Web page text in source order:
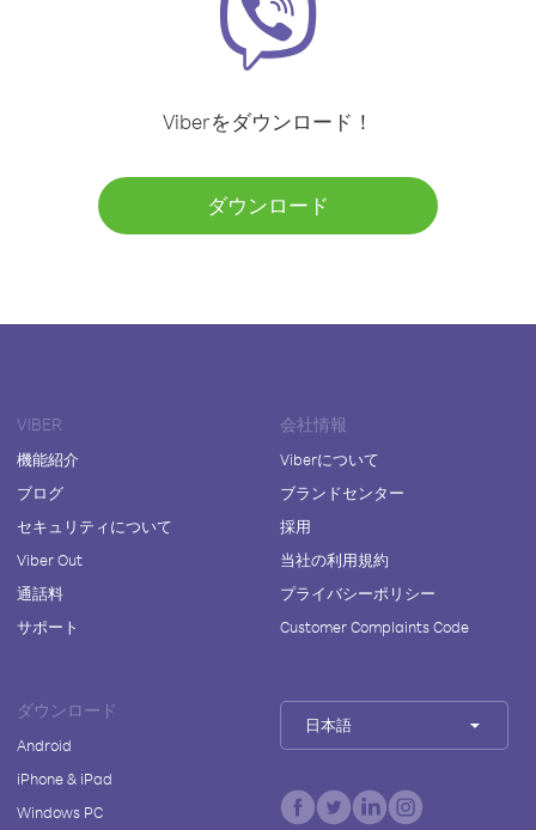
Viberをダウンロード！
ダウンロード
VIBER
機能紹介
ブログ
セキュリティについて
Viber Out
通話料
サポート
会社情報
Viberについて
ブランドセンター
採用
当社の利用規約
プライバシーポリシー
Customer Complaints Code
ダウンロード
Android
iPhone & iPad
Windows PC
日本語